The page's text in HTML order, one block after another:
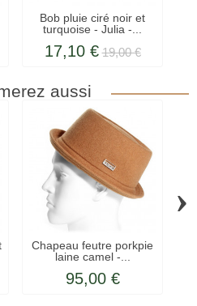
Bob pluie ciré noir et
turquoise - Julia -...
17,10 € 19,00 €
aussi
Chapeau feutre porkpie
laine camel -...
95,00 €
›